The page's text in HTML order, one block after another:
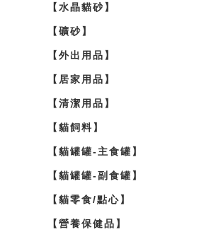
【水晶貓砂】
【礦砂】
【外出用品】
【居家用品】
【清潔用品】
【貓飼料】
【貓罐罐-主食罐】
【貓罐罐-副食罐】
【貓零食/點心】
【營養保健品】